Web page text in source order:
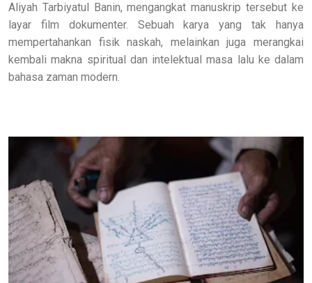
Aliyah Tarbiyatul Banin, mengangkat manuskrip tersebut ke
layar film dokumenter. Sebuah karya yang tak hanya
mempertahankan fisik naskah, melainkan juga merangkai
kembali makna spiritual dan intelektual masa lalu ke dalam
bahasa zaman modern.